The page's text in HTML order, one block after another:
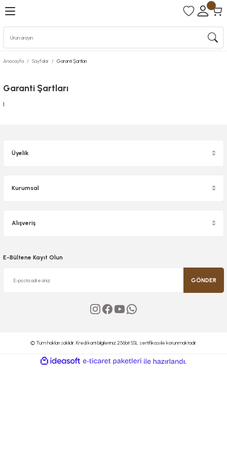
Anasayfa Sayfalar Garanti Şartları
Garanti Şartları
1
Üyelik
Kurumsal
Alışveriş
E-Bültene Kayıt Olun
GÖNDER
© Tüm hakları saklıdır. Kredi kartı bilgileriniz 256bit SSL sertifikası ile korunmaktadır.
ideasoft
e-